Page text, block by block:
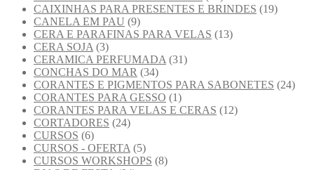
CAIXINHAS PARA PRESENTES E BRINDES (19)
CANELA EM PAU (9)
CERA E PARAFINAS PARA VELAS (13)
CERA SOJA (3)
CERAMICA PERFUMADA (31)
CONCHAS DO MAR (34)
CORANTES E PIGMENTOS PARA SABONETES (24)
CORANTES PARA GESSO (1)
CORANTES PARA VELAS E CERAS (12)
CORTADORES (24)
CURSOS (6)
CURSOS - OFERTA (5)
CURSOS WORKSHOPS (8)